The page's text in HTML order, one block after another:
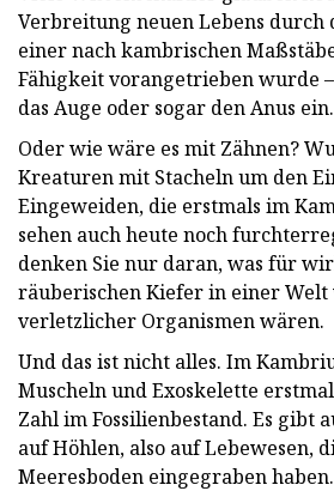
Verbreitung neuen Lebens durch
einer nach kambrischen
Fähigkeit vorangetrieben wurde
das Auge oder sogar den Anus ein.
Oder wie wäre es mit Zähnen?
Kreaturen mit Stacheln um den
Eingeweiden, die erstmals im
sehen auch heute noch
denken Sie nur daran, was für
räuberischen Kiefer in einer Welt
verletzlicher Organismen wären.
Und das ist nicht alles. Im
Muscheln und Exoskelette
Zahl im Fossilienbestand. Es gibt
auf Höhlen, also auf Lebewesen,
Meeresboden eingegraben haben.